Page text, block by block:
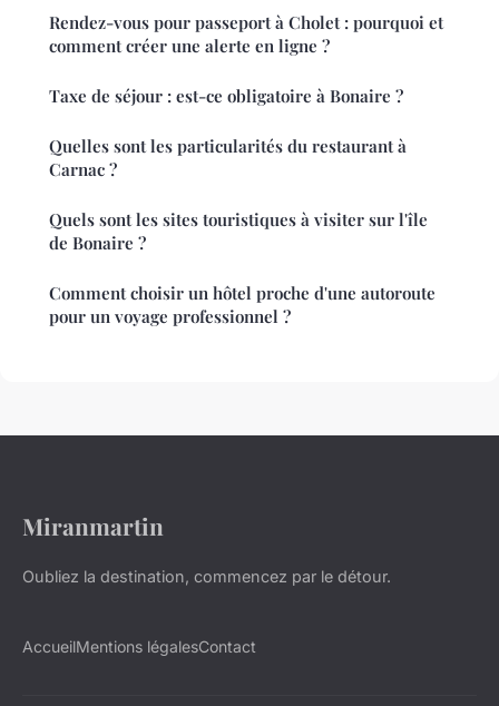
Rendez-vous pour passeport à Cholet : pourquoi et
comment créer une alerte en ligne ?
Taxe de séjour : est-ce obligatoire à Bonaire ?
Quelles sont les particularités du restaurant à
Carnac ?
Quels sont les sites touristiques à visiter sur l'île
de Bonaire ?
Comment choisir un hôtel proche d'une autoroute
pour un voyage professionnel ?
Miranmartin
Oubliez la destination, commencez par le détour.
AccueilMentions légalesContact